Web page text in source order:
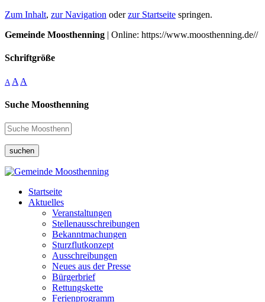
Zum Inhalt, zur Navigation oderzur Startseite springen.
Gemeinde Moosthenning | Online: https://www.moosthenning.de//
Schriftgröße
A A A
Suche Moosthenning
suchen
Startseite
Aktuelles
Veranstaltungen
Stellenausschreibungen
Bekanntmachungen
Sturzflutkonzept
Ausschreibungen
Neues aus der Presse
Bürgerbrief
Rettungskette
Ferienprogramm